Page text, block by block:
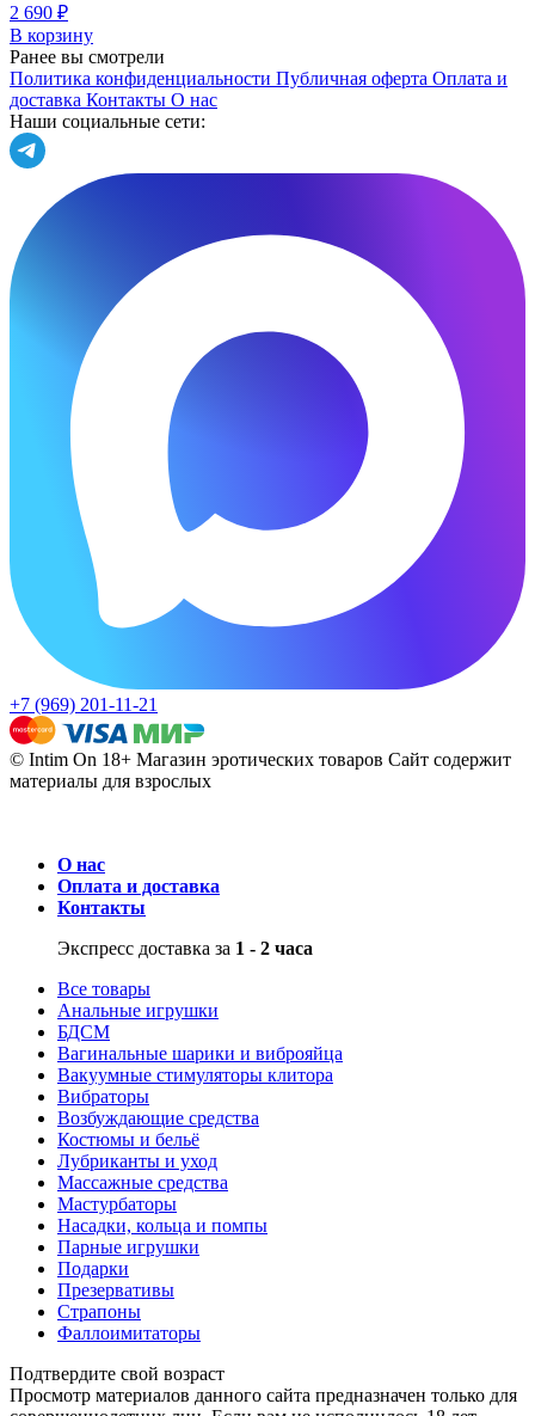
2 690 ₽
В корзину
Ранее вы смотрели
Политика конфиденциальности Публичная оферта Оплата и
доставка Контакты О нас
Наши социальные сети:
+7 (969) 201-11-21
© Intim On 18+ Магазин эротических товаров Сайт содержит
материалы для взрослых
О нас
Оплата и доставка
Контакты
Экспресс доставка за 1 - 2 часа
Все товары
Анальные игрушки
БДСМ
Вагинальные шарики и виброяйца
Вакуумные стимуляторы клитора
Вибраторы
Возбуждающие средства
Костюмы и бельё
Лубриканты и уход
Массажные средства
Мастурбаторы
Насадки, кольца и помпы
Парные игрушки
Подарки
Презервативы
Страпоны
Фаллоимитаторы
Подтвердите свой возраст
Просмотр материалов данного сайта предназначен только для